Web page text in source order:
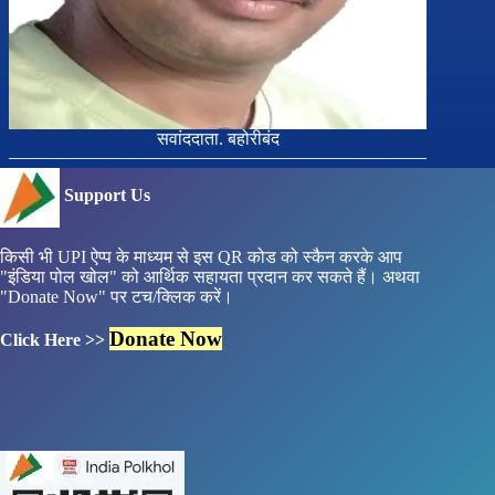
सवांददाता. बहोरीबंद
Support Us
किसी भी UPI ऐप्प के माध्यम से इस QR कोड को स्कैन करके आप
"इंडिया पोल खोल" को आर्थिक सहायता प्रदान कर सकते हैं। अथवा
"Donate Now" पर टच/क्लिक करें।
Click Here >> Donate Now